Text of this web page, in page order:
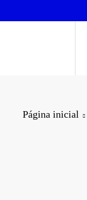
Página inicial